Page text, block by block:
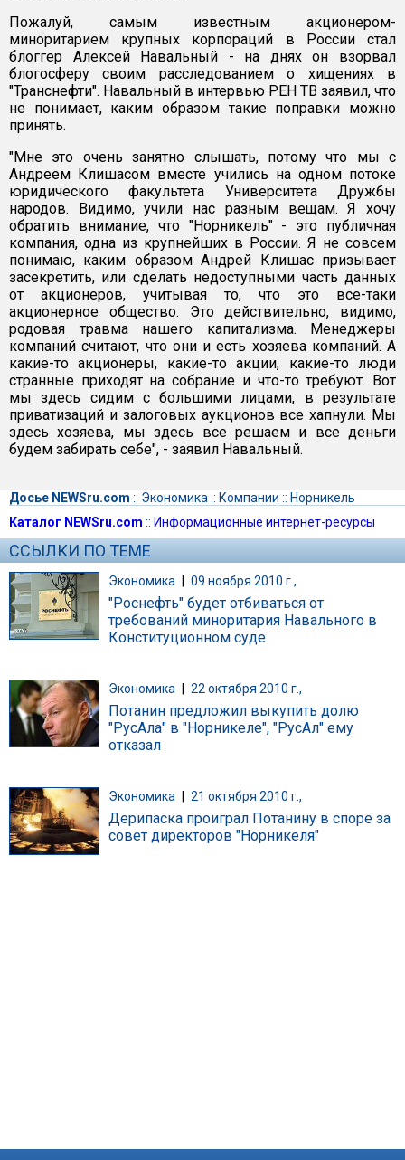
Пожалуй, самым известным акционером-
миноритарием крупных корпораций в России стал
блоггер Алексей Навальный - на днях он взорвал
блогосферу своим расследованием о хищениях в
"Транснефти". Навальный в интервью РЕН ТВ заявил, что
не понимает, каким образом такие поправки можно
принять.
"Мне это очень занятно слышать, потому что мы с
Андреем Клишасом вместе учились на одном потоке
юридического факультета Университета Дружбы
народов. Видимо, учили нас разным вещам. Я хочу
обратить внимание, что "Норникель" - это публичная
компания, одна из крупнейших в России. Я не совсем
понимаю, каким образом Андрей Клишас призывает
засекретить, или сделать недоступными часть данных
от акционеров, учитывая то, что это все-таки
акционерное общество. Это действительно, видимо,
родовая травма нашего капитализма. Менеджеры
компаний считают, что они и есть хозяева компаний. А
какие-то акционеры, какие-то акции, какие-то люди
странные приходят на собрание и что-то требуют. Вот
мы здесь сидим с большими лицами, в результате
приватизаций и залоговых аукционов все хапнули. Мы
здесь хозяева, мы здесь все решаем и все деньги
будем забирать себе", - заявил Навальный.
Досье NEWSru.com :: Экономика :: Компании :: Норникель
Каталог NEWSru.com :: Информационные интернет-ресурсы
ССЫЛКИ ПО ТЕМЕ
Экономика | 09 ноября 2010 г.,
"Роснефть" будет отбиваться от
требований миноритария Навального в
Конституционном суде
Экономика 22 октября 2010 г.,
Потанин предложил выкупить долю
"РусАла" в "Норникеле", "РусАл" ему
отказал
Экономика 21 октября 2010 г.,
Дерипаска проиграл Потанину в споре за
совет директоров "Норникеля"